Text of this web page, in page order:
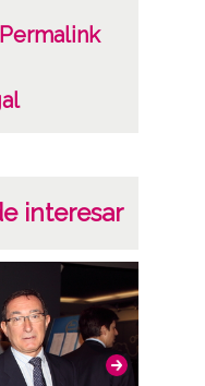
Permalink
interesar